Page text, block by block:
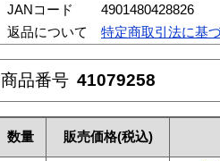
JANコード
4901480428826
返品について
特定商取引法に基
商品番号 41079258
数量 販売価格(税込)